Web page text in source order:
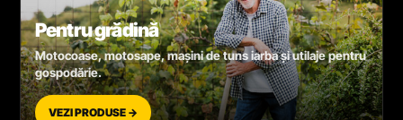
Pentru grădină
Motocoase, motosape, mașini de tuns iarba și utilaje pentru
gospodărie.
VEZI PRODUSE →